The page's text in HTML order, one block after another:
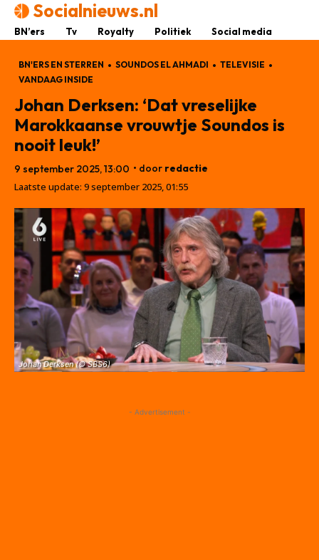
Socialnieuws.nl
BN’ers Tv Royalty Politiek Social media
BN'ERS EN STERREN SOUNDOS EL AHMADI
TELEVISIE
VANDAAG INSIDE
Johan Derksen: ‘Dat vreselijke
Marokkaanse vrouwtje Soundos is
nooit leuk!’
9 september 2025, 13:00 • door redactie
Laatste update: 9 september 2025, 01:55
Johan Derksen (© SBS6)
- Advertisement -